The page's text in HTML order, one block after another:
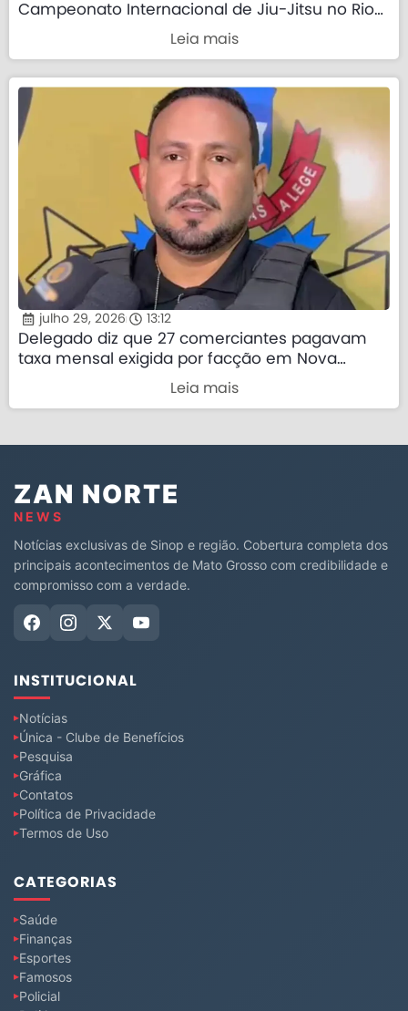
Campeonato Internacional de Jiu-Jitsu no Rio
Leia mais
julho 29, 2026 13:12
Delegado diz que 27 comerciantes pagavam
taxa mensal exigida por facção em Nova
Leia mais
ZAN NORTE
NEWS
Notícias exclusivas de Sinop e região. Cobertura completa dos
principais acontecimentos de Mato Grosso com credibilidade e
compromisso com a verdade.
INSTITUCIONAL
Notícias
Única - Clube de Benefícios
Pesquisa
Gráfica
Contatos
Política de Privacidade
Termos de Uso
CATEGORIAS
Saúde
Finanças
Esportes
Famosos
Policial